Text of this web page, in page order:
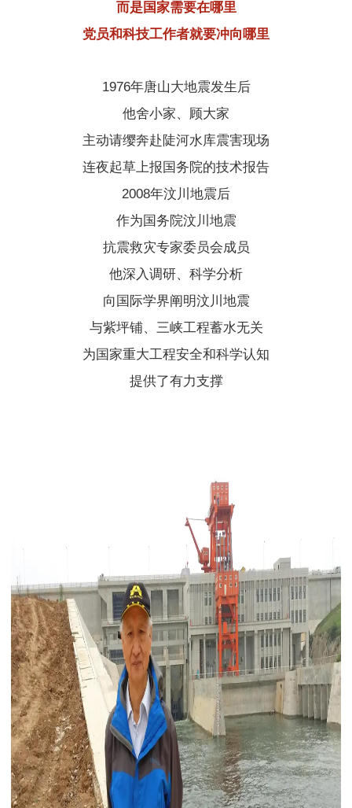
而是国家需要在哪里
党员和科技工作者就要冲向哪里
1976年唐山大地震发生后
他舍小家、顾大家
主动请缨奔赴陡河水库震害现场
连夜起草上报国务院的技术报告
2008年汶川地震后
作为国务院汶川地震
抗震救灾专家委员会成员
他深入调研、科学分析
向国际学界阐明汶川地震
与紫坪铺、三峡工程蓄水无关
为国家重大工程安全和科学认知
提供了有力支撑